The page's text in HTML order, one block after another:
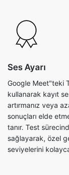
Ses Ayarı
Google Meet"teki
kullanarak kayıt
artırmanız veya
sonuçları elde
tanır. Test
sağlayarak, özel
seviyelerini